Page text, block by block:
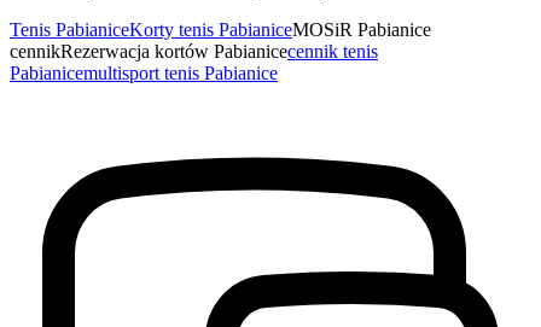
Tenis PabianiceKorty tenis PabianiceMOSiR Pabianice
cennikRezerwacja kortów Pabianicecennik tenis
Pabianicemultisport tenis Pabianice